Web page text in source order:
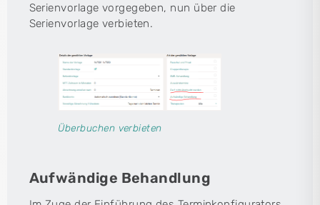
Serienvorlage vorgegeben, nun über die
Serienvorlage verbieten.
Überbuchen verbieten
Aufwändige Behandlung